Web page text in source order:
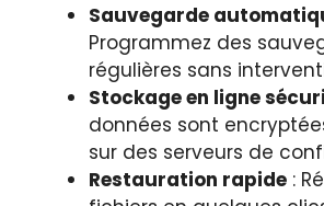
Sauvegarde
Programmez des
régulières sans
Stockage en ligne
données sont
sur des serveurs de
Restauration rapide :